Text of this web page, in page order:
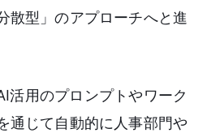
散型」のアプローチへと進
活用のプロンプトやワーク
通じて自動的に人事部門や